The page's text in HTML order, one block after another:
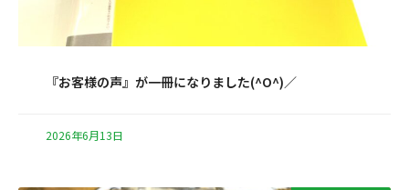
『お客様の声』が一冊になりました(^O^)／
2026年6月13日